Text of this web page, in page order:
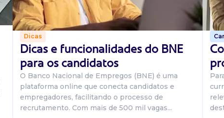
Dicas
Dicas e funcionalidades do BNE
para os candidatos
O Banco Nacional de Empregos (BNE) é uma
plataforma online que conecta candidatos e
empregadores, facilitando o processo de
recrutamento. Com mais de 500 mil vagas...